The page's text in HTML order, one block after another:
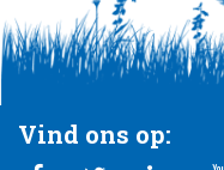
Vind ons op: